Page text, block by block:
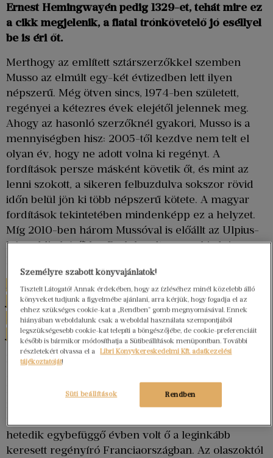
Ernest Hemingwayén pedig 1329-et, tehát mire ez
a cikk megjelenik, a fiatal trónkövetelő jó eséllyel
be is éri őt.
Merthogy az említett sztárszerzőkkel szemben
Musso az elmúlt egy-két évtizedben lett ilyen
népszerű. Még ötven sincs, 1974-ben született,
regényei a kétezres évek elejétől jelennek meg.
Ahogy az hasonló szerzőknél gyakori, Musso is a
mennyiségben hisz: 2005-től kezdve nem telt el
olyan év, hogy ne adott volna ki regényt. A
fordítások persze másként követik őt, és mint az
lenni szokott, a sikeren felbuzdulva sokszor rövid
időn belül jön ki több népszerű kötete. A magyar
fordítások tekintetében mindenképp ez a helyzet.
Míg 2010-ben három Mussóval is előállt az Ulpius-
ház, addig később a Park kezdte sorra kiadni a
Musso volt 2009-re a második legkeresettebb
francia szerző, egy 2011-es Edistat-felmérés
szerint pedig 2008 után az ő könyveit vették a
franciák a leginkább,
közvetlenül az Alkonyat-sorozattal ismertté vált
Könyveit negyven nyelvre fordítják, és eddig több
mint 32 millió példányban keltek el. Az új évtized
hetedik egybefüggő évben volt ő a leginkább
keresett regényíró Franciaországban. Az olaszoktól
Személyre szabott könyvajánlatok!
Tisztelt Látogató! Annak érdekében, hogy az ízléséhez minél közelebb álló
könyveket tudjunk a figyelmébe ajánlani, arra kérjük, hogy fogadja el az
ehhez szükséges cookie-kat a „Rendben” gomb megnyomásával. Ennek
hiányában weboldalunk csak a weboldal használata szempontjából
legszükségesebb cookie-kat telepíti a böngészőjébe, de cookie-preferenciáit
később is bármikor módosíthatja a Sütibeállítások menüpontban. További
részletekért olvassa el a
Libri Könyvkereskedelmi Kft. adatkezelési
tájékoztatóját!
Rendben
Süti beállítások